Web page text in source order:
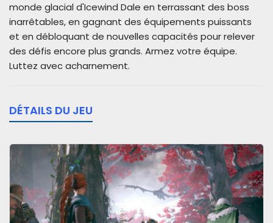
monde glacial d'Icewind Dale en terrassant des boss
inarrêtables, en gagnant des équipements puissants
et en débloquant de nouvelles capacités pour relever
des défis encore plus grands. Armez votre équipe.
Luttez avec acharnement.
DÉTAILS DU JEU